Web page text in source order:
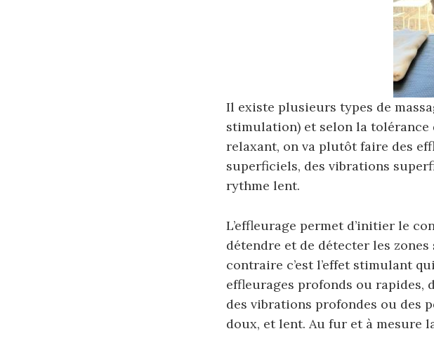
Il existe plusieurs types de
stimulation) et selon la tolérance
relaxant, on va plutôt faire des
superficiels, des vibrations
rythme lent.
L’effleurage permet d’initier le
détendre et de détecter les
contraire c’est l’effet stimulant
effleurages profonds ou rapides,
des vibrations profondes ou des
doux, et lent. Au fur et à mesure